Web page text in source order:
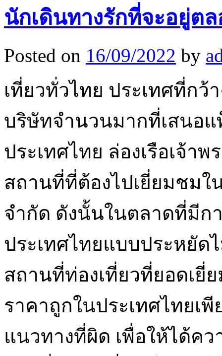
นักเดินทางรักที่จะอยู่ต
Posted on 16/09/2022 by
เที่ยวทั่วไทย ประเทศที่กว้
บริษัทจำนวนมากที่เสนอ
ประเทศไทย ล่องเรือเจ้
สถานที่ที่ต้องไปเยี่ยมชมใ
จำกัด ดังนั้นในตลาดที่มีก
ประเทศไทยแบบประหยั
สถานที่ท่องเที่ยวที่ยอดเยี่
ราคาถูกในประเทศไทยเ
แนวทางที่ผิด เพื่อให้ได้ค